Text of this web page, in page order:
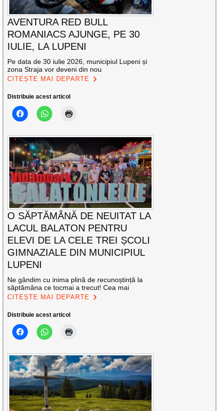
AVENTURA RED BULL
ROMANIACS AJUNGE, PE 30
IULIE, LA LUPENI
Pe data de 30 iulie 2026, municipiul Lupeni și
zona Straja vor deveni din nou
CITEȘTE MAI DEPARTE
Distribuie acest articol
O SĂPTĂMÂNĂ DE NEUITAT LA
LACUL BALATON PENTRU
ELEVI DE LA CELE TREI ȘCOLI
GIMNAZIALE DIN MUNICIPIUL
LUPENI
Ne gândim cu inima plină de recunoștință la
săptămâna ce tocmai a trecut! Cea mai
CITEȘTE MAI DEPARTE
Distribuie acest articol